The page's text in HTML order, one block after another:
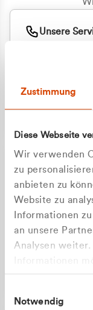
Zustimmung
Diese Webseite
Wir verwenden
zu
anbieten zu
Website zu
Informationen
an unsere
Analysen
gesammelt haben.
Notwendig
Unsere
+49 177